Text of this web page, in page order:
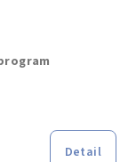
Detail